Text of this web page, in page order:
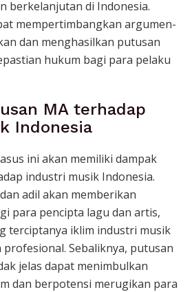
berkelanjutan di Indonesia.
mempertimbangkan argumen-
dan menghasilkan putusan
hukum bagi para pelaku
MA terhadap
Indonesia
ini akan memiliki dampak
industri musik Indonesia.
adil akan memberikan
para pencipta lagu dan artis,
terciptanya iklim industri musik
Sebaliknya, putusan
jelas dapat menimbulkan
dan berpotensi merugikan para